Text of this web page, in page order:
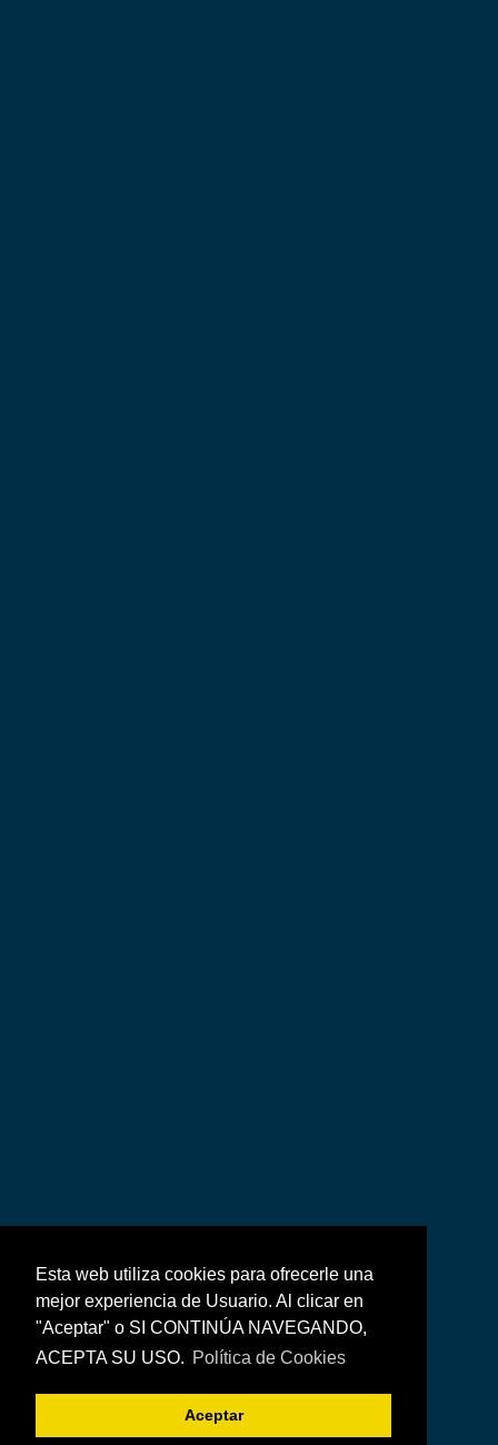
Esta web utiliza cookies para ofrecerle una
mejor experiencia de Usuario. Al clicar en
"Aceptar" o SI CONTINÚA NAVEGANDO,
ACEPTA SU USO. Política de Cookies
Aceptar